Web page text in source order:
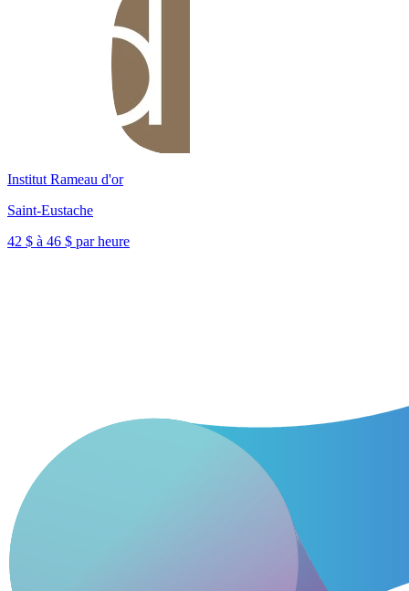
Institut Rameau d'or
Saint-Eustache
42 $ à 46 $ par heure